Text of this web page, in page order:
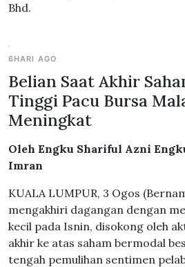
Bhd.
6HARI AGO
Belian Saat Akhir
Tinggi Pacu Bursa
Meningkat
Oleh Engku Shariful Azni
Imran
KUALA LUMPUR, 3 Ogos
mengakhiri dagangan dengan
kecil pada Isnin, disokong oleh
akhir ke atas saham bermodal
tengah pemulihan sentimen